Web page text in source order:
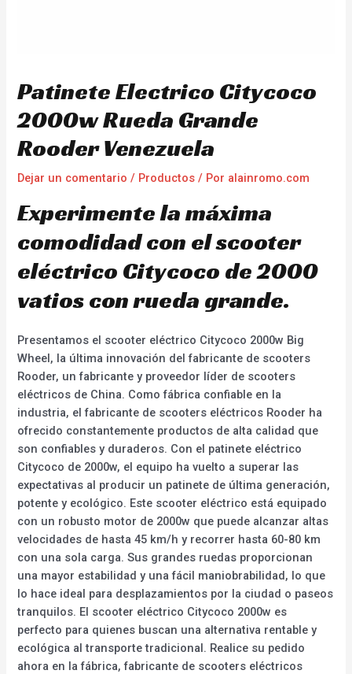
Patinete Electrico Citycoco
2000w Rueda Grande
Rooder Venezuela
Dejar un comentario / Productos / Por alainromo.com
Experimente la máxima
comodidad con el scooter
eléctrico Citycoco de 2000
vatios con rueda grande.
Presentamos el scooter eléctrico Citycoco 2000w Big
Wheel, la última innovación del fabricante de scooters
Rooder, un fabricante y proveedor líder de scooters
eléctricos de China. Como fábrica confiable en la
industria, el fabricante de scooters eléctricos Rooder ha
ofrecido constantemente productos de alta calidad que
son confiables y duraderos. Con el patinete eléctrico
Citycoco de 2000w, el equipo ha vuelto a superar las
expectativas al producir un patinete de última generación,
potente y ecológico. Este scooter eléctrico está equipado
con un robusto motor de 2000w que puede alcanzar altas
velocidades de hasta 45 km/h y recorrer hasta 60-80 km
con una sola carga. Sus grandes ruedas proporcionan
una mayor estabilidad y una fácil maniobrabilidad, lo que
lo hace ideal para desplazamientos por la ciudad o paseos
tranquilos. El scooter eléctrico Citycoco 2000w es
perfecto para quienes buscan una alternativa rentable y
ecológica al transporte tradicional. Realice su pedido
ahora en la fábrica, fabricante de scooters eléctricos